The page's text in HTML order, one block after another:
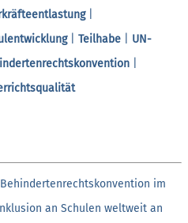
|
| Teilhabe
UN-
im
an Schulen weltweit an